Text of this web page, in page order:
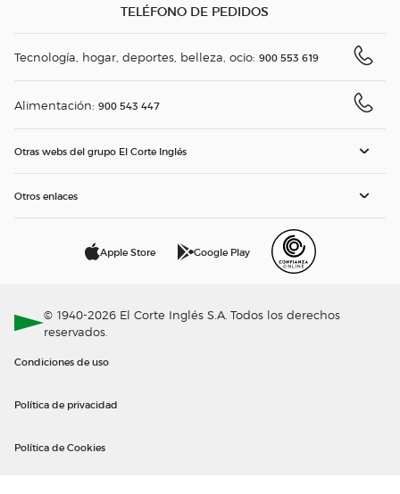
TELÉFONO DE PEDIDOS
Tecnología, hogar, deportes, belleza, ocio: 900 553 619
Alimentación: 900 543 447
Otras webs del grupo El Corte Inglés
Otros enlaces
Apple Store Google Play
© 1940-2026 El Corte Inglés S.A. Todos los derechos
reservados.
Condiciones de uso
Política de privacidad
Política de Cookies